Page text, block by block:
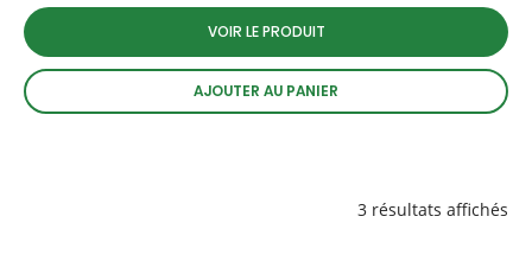
VOIR LE PRODUIT
AJOUTER AU PANIER
3 résultats affichés